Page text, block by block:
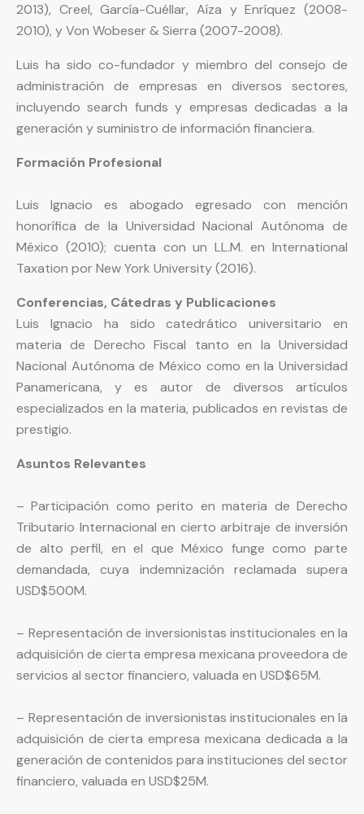
2013), Creel, García-Cuéllar, Aíza y Enríquez (2008-
2010), y Von Wobeser & Sierra (2007-2008).
Luis ha sido co-fundador y miembro del consejo de
administración de empresas en diversos sectores,
incluyendo search funds y empresas dedicadas a la
generación y suministro de información financiera.
Formación Profesional
Luis Ignacio es abogado egresado con mención
honorífica de la Universidad Nacional Autónoma de
México (2010); cuenta con un LL.M. en International
Taxation por New York University (2016).
Conferencias, Cátedras y Publicaciones
Luis Ignacio ha sido catedrático universitario en
materia de Derecho Fiscal tanto en la Universidad
Nacional Autónoma de México como en la Universidad
Panamericana, y es autor de diversos artículos
especializados en la materia, publicados en revistas de
prestigio.
Asuntos Relevantes
– Participación como perito en materia de Derecho
Tributario Internacional en cierto arbitraje de inversión
de alto perfil, en el que México funge como parte
demandada, cuya indemnización reclamada supera
USD$500M.
– Representación de inversionistas institucionales en la
adquisición de cierta empresa mexicana proveedora de
servicios al sector financiero, valuada en USD$65M.
– Representación de inversionistas institucionales en la
adquisición de cierta empresa mexicana dedicada a la
generación de contenidos para instituciones del sector
financiero, valuada en USD$25M.